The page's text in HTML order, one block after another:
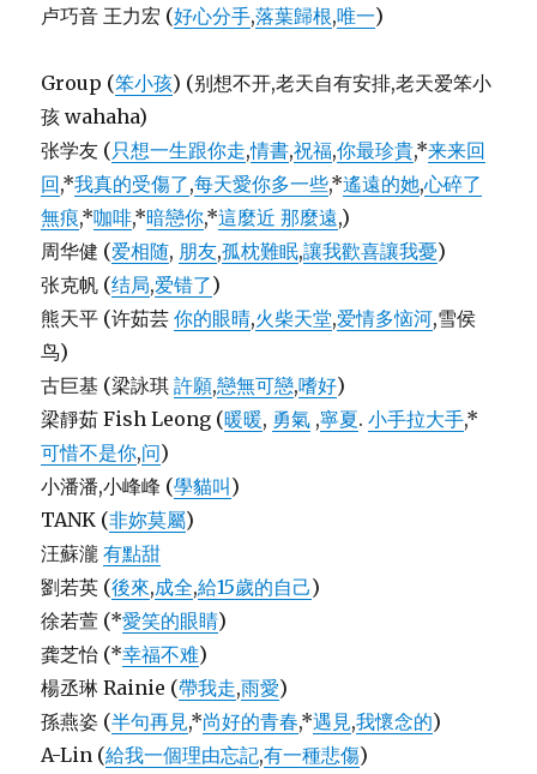
卢巧音 王力宏 (好心分手,落葉歸根,唯一)
Group (笨小孩) (别想不开,老天自有安排,老天爱笨小
孩 wahaha)
张学友 (只想一生跟你走,情書,祝福,你最珍貴,*来来回
回,*我真的受傷了,每天愛你多一些,*遙遠的她,心碎了
無痕,*咖啡,*暗戀你,*這麼近 那麼遠,)
周华健 (爱相随, 朋友,孤枕難眠,讓我歡喜讓我憂)
张克帆 (结局,爱错了)
熊天平 (许茹芸你的眼晴,火柴天堂,爱情多恼河,雪侯
鸟)
古巨基 (梁詠琪許願,戀無可戀,嗜好)
梁靜茹 Fish Leong (暖暖, 勇氣 ,寧夏.小手拉大手,*
可惜不是你,问)
小潘潘,小峰峰 (學貓叫)
TANK (非妳莫屬)
汪蘇瀧有點甜
劉若英 (後來,成全,給15歲的自己)
徐若萱 (*愛笑的眼睛)
龚芝怡 (*幸福不难)
楊丞琳 Rainie (帶我走,雨愛)
孫燕姿 (半句再見,*尚好的青春,*遇見,我懷念的)
A-Lin (給我一個理由忘記,有一種悲傷)